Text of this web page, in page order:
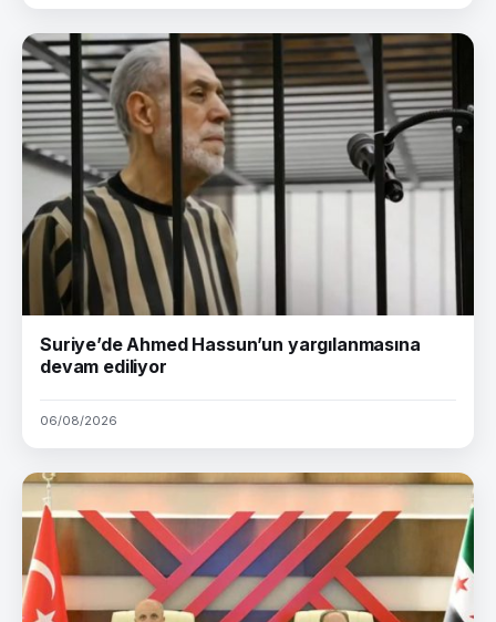
Suriye’de Ahmed Hassun’un yargılanmasına
devam ediliyor
06/08/2026